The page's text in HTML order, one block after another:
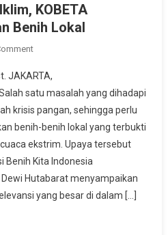
KOBETA
Benih Lokal
On
Perubahan
Iklim,
KOBETA
Bergerak
Lestarikan
Benih
Lokal
JAKARTA,
Salah satu masalah yang dihadapi
krisis pangan, sehingga perlu
benih-benih lokal yang terbukti
ekstrim. Upaya tersebut
Benih Kita Indonesia
Dewi Hutabarat menyampaikan
yang besar di dalam […]